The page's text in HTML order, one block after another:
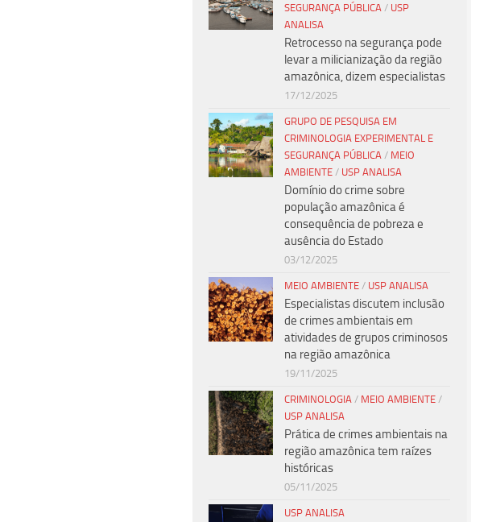
SEGURANÇA PÚBLICA / USP
ANALISA
Retrocesso na segurança pode
levar a milicianização da região
amazônica, dizem especialistas
17/12/2025
GRUPO DE PESQUISA EM
CRIMINOLOGIA EXPERIMENTAL E
SEGURANÇA PÚBLICA / MEIO
AMBIENTE / USP ANALISA
Domínio do crime sobre
população amazônica é
consequência de pobreza e
ausência do Estado
03/12/2025
MEIO AMBIENTE / USP ANALISA
Especialistas discutem inclusão
de crimes ambientais em
atividades de grupos criminosos
na região amazônica
19/11/2025
CRIMINOLOGIA / MEIO AMBIENTE /
USP ANALISA
Prática de crimes ambientais na
região amazônica tem raízes
históricas
05/11/2025
USP ANALISA